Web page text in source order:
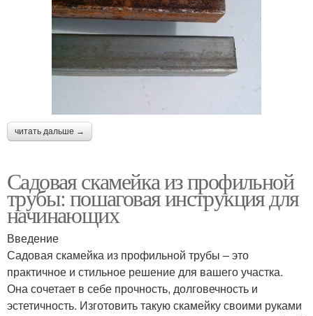
читать дальше →
Садовая скамейка из профильной
трубы: пошаговая инструкция для
начинающих
Введение
Садовая скамейка из профильной трубы – это
практичное и стильное решение для вашего участка.
Она сочетает в себе прочность, долговечность и
эстетичность. Изготовить такую скамейку своими руками